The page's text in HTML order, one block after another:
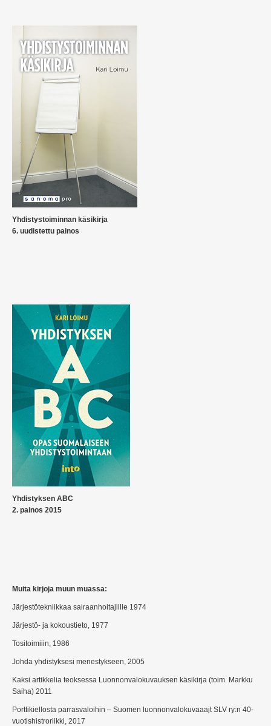
Yhdistystoiminnan käsikirja
6. uudistettu painos
Yhdistyksen ABC
2. painos 2015
Muita kirjoja muun muassa:
Järjestötekniikkaa sairaanhoitajiille 1974
Järjestö- ja kokoustieto, 1977
Tositoimiiin, 1986
Johda yhdistyksesi menestykseen, 2005
Kaksi artikkelia teoksessa Luonnonvalokuvauksen käsikirja (toim. Markku
Saiha) 2011
Porttikiellosta parrasvaloihin – Suomen luonnonvalokuvaaajt SLV ry:n 40-
vuotishistroriikki, 2017